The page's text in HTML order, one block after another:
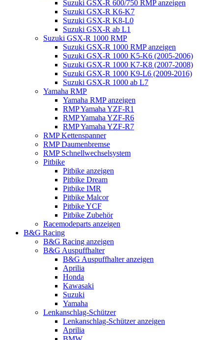
Suzuki GSX-R 600/750 RMP anzeigen
Suzuki GSX-R K6-K7
Suzuki GSX-R K8-L0
Suzuki GSX-R ab L1
Suzuki GSX-R 1000 RMP
Suzuki GSX-R 1000 RMP anzeigen
Suzuki GSX-R 1000 K5-K6 (2005-2006)
Suzuki GSX-R 1000 K7-K8 (2007-2008)
Suzuki GSX-R 1000 K9-L6 (2009-2016)
Suzuki GSX-R 1000 ab L7
Yamaha RMP
Yamaha RMP anzeigen
RMP Yamaha YZF-R1
RMP Yamaha YZF-R6
RMP Yamaha YZF-R7
RMP Kettenspanner
RMP Daumenbremse
RMP Schnellwechselsystem
Pitbike
Pitbike anzeigen
Pitbike Dream
Pitbike IMR
Pitbike Malcor
Pitbike YCF
Pitbike Zubehör
Racemodeparts anzeigen
B&G Racing
B&G Racing anzeigen
B&G Auspuffhalter
B&G Auspuffhalter anzeigen
Aprilia
Honda
Kawasaki
Suzuki
Yamaha
Lenkanschlag-Schützer
Lenkanschlag-Schützer anzeigen
Aprilia